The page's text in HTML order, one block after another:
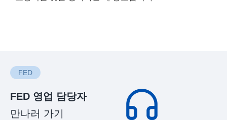
FED
FED 영업 담당자
만나러 가기